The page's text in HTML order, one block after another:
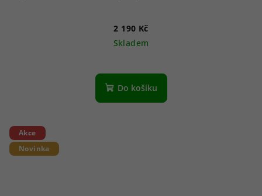
2 190 Kč
Skladem
Do košíku
Akce
Novinka